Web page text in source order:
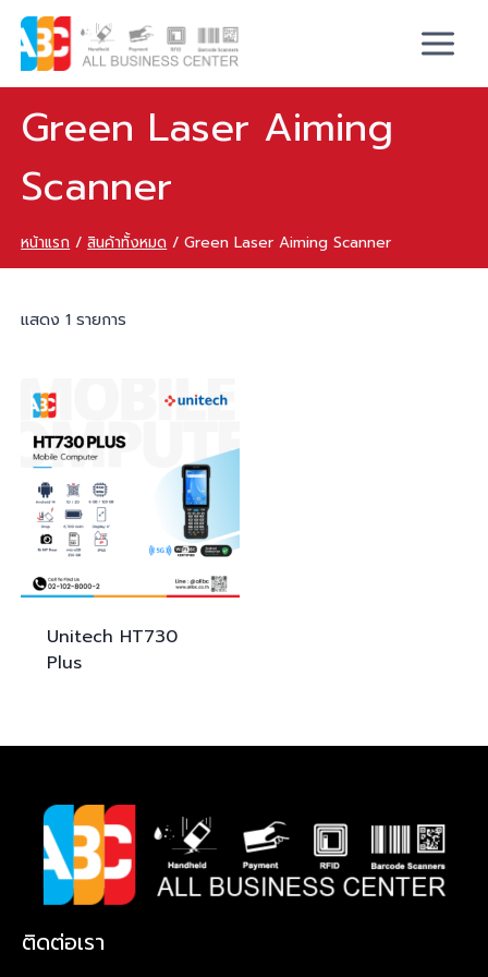
Green Laser Aiming
Scanner
หน้าแรก / สินค้าทั้งหมด / Green Laser Aiming Scanner
แสดง 1 รายการ
Unitech HT730
Plus
ติดต่อเรา